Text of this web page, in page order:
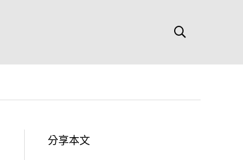
分享本文